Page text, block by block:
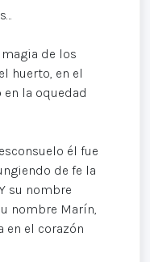
de los
huerto, en el
la oquedad
él fue
de fe la
su nombre
nombre Marín,
en el corazón